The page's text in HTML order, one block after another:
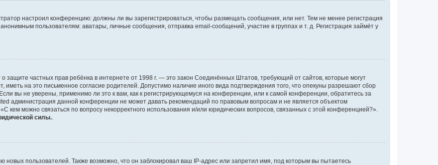
настроил конференцию: должны ли вы зарегистрироваться, чтобы размещать сообщения, или нет. Тем не менее регистрация
пользователям: аватары, личные сообщения, отправка email-сообщений, участие в группах и т. д. Регистрация займёт у
защите частных прав ребёнка в интернете от 1998 г. — это закон Соединённых Штатов, требующий от сайтов, которые могут
на это письменное согласие родителей. Допустимо наличие иного вида подтверждения того, что опекуны разрешают сбор
вы не уверены, применимо ли это к вам, как к регистрирующемуся на конференции, или к самой конференции, обратитесь за
администрация данной конференции не может давать рекомендаций по правовым вопросам и не является объектом
кем можно связаться по вопросу некорректного использования и/или юридических вопросов, связанных с этой конференцией?».
силы..
пользователей. Также возможно, что он заблокировал ваш IP-адрес или запретил имя, под которым вы пытаетесь